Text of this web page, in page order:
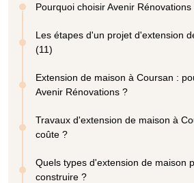
Pourquoi choisir Avenir Rénovations
Les étapes d'un projet d'extension
(11)
Extension de maison à Coursan :
Avenir Rénovations ?
Travaux d'extension de maison à
coûte ?
Quels types d'extension de maison
construire ?